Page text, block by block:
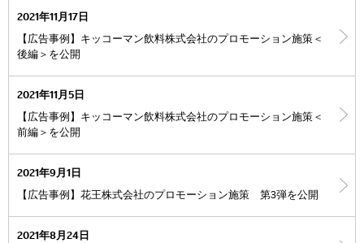
2021年11月17日
【広告事例】キッコーマン飲料株式会社のプロモーション施策＜
後編＞を公開
2021年11月5日
【広告事例】キッコーマン飲料株式会社のプロモーション施策＜
前編＞を公開
2021年9月1日
【広告事例】花王株式会社のプロモーション施策 第3弾を公開
2021年8月24日